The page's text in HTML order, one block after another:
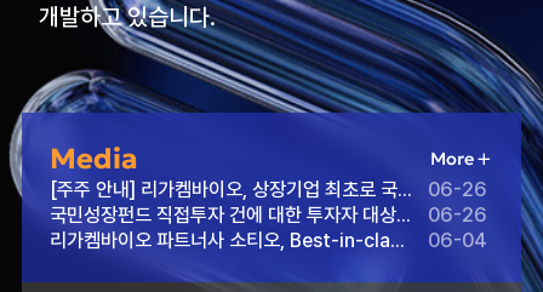
개발하고 있습니다.
Media More
[주주 안내] 리가켐바이오, 상장기업 최초로 국민성장펀드 직접투자 유치 — 바이오 분야 첫 사례
06-26
국민성장펀드 직접투자 건에 대한 투자자 대상 Q&A
06-26
리가켐바이오 파트너사 소티오, Best-in-class 잠재력 보유 'SOT106' 美 FDA 희귀의약품 지정
06-04